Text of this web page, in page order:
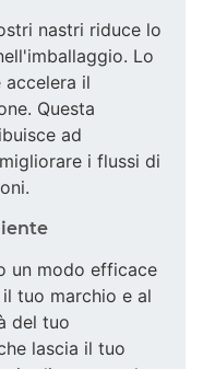
nastri riduce lo
Lo
il
Questa
ad
i flussi di
un modo efficace
tuo marchio e al
del tuo
lascia il tuo